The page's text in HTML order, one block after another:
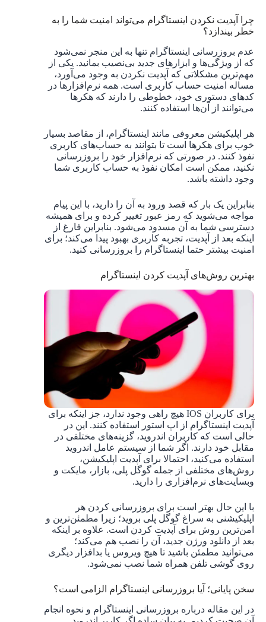
چرا آپدیت نکردن اینستاگرام می‌تواند امنیت شما را به
خطر بیندازد؟
عدم بروزرسانی اینستاگرام تنها به این منجر نمی‌شود
که از ویژگی‌ها و ابزارهای جدید بی‌نصیب بمانید. یکی از
مهم‌ترین مشکلاتی که آپدیت نکردن به وجود می‌آورد،
مساله امنیت حساب کاربری است. همه نرم‌افزارها در
کدهای دستوری خود، خطوطی را دارند که هکرها
می‌توانند از آن‌ها استفاده کنند.
هر اپلیکیشن معروفی مانند اینستاگرام، از مقاصد بسیار
خوب برای هکرها است تا بتوانند به حساب‌های کاربری
نفوذ کنند. در صورتی که نرم‌افزار خود را بروزرسانی
نکنید، ممکن است امکان نفوذ به حساب کاربری شما
وجود داشته باشد.
بنابراین یک بار که قصد ورود به آن‌ را دارید، با این پیام
مواجه می‌شوید که رمز عبور تغییر کرده و برای همیشه
دسترسی شما به آن مسدود می‌شود. بنابراین فارغ از
اینکه بعد از آپدیت، تجربه کاربری بهبود پیدا می‌کند؛ برای
امنیت بیشتر حتما اینستاگرام را بروزرسانی کنید.
بهترین روش‌های آپدیت کردن اینستاگرام
برای کاربران IOS هیچ راهی وجود ندارد، جز اینکه برای
آپدیت اینستاگرام از اپ استور استفاده کنند. این در
حالی است که کاربران اندروید، گزینه‌های مختلفی در
مقابل خود دارند. اگر شما از سیستم عامل اندروید
استفاده می‌کنید، احتمالا برای آپدیت اپلیکیشن،
روش‌های مختلفی از جمله گوگل پلی، بازار، مایکت و
وبسایت‌‌های نرم‌افزاری را دارید.
با این حال بهتر است برای بروزرسانی کردن هر
اپلیکیشنی به سراغ گوگل پلی بروید؛ زیرا مطمئن‌ترین و
امن‌ترین روش برای آپدیت کردن است. علاوه بر اینکه
بعد از دانلود ورژن جدید، آن را نصب هم می‌کند؛
می‌توانید مطمئن باشید تا هیچ ویروس یا بدافزار دیگری
روی گوشی تلفن همراه شما نصب نمی‌شود.
سخن پایانی؛ آیا بروزرسانی اینستاگرام الزامی است؟
در این مقاله درباره بروزرسانی اینستاگرام و نحوه انجام